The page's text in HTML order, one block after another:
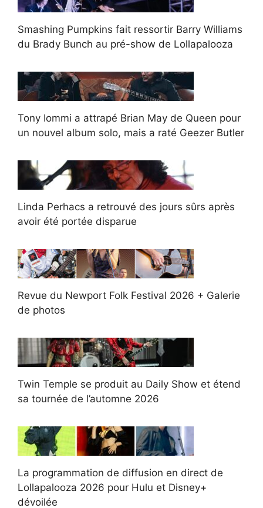
Smashing Pumpkins fait ressortir Barry Williams
du Brady Bunch au pré-show de Lollapalooza
Tony Iommi a attrapé Brian May de Queen pour
un nouvel album solo, mais a raté Geezer Butler
Linda Perhacs a retrouvé des jours sûrs après
avoir été portée disparue
Revue du Newport Folk Festival 2026 + Galerie
de photos
Twin Temple se produit au Daily Show et étend
sa tournée de l’automne 2026
La programmation de diffusion en direct de
Lollapalooza 2026 pour Hulu et Disney+
dévoilée